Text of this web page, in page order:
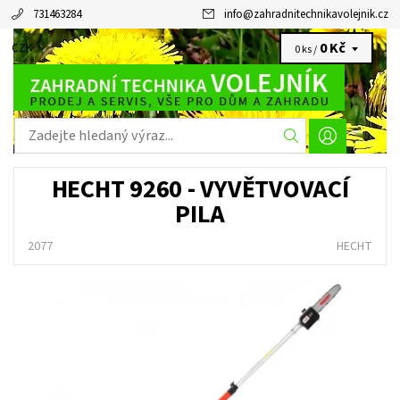
731463284 info@zahradnitechnikavolejnik.cz
CZK 0 ks / 0 Kč
HECHT 9260 - VYVĚTVOVACÍ
PILA
2077 HECHT